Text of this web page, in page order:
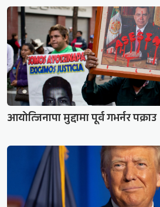
आयोत्जिनापा मुद्दामा पूर्व गभर्नर पक्राउ